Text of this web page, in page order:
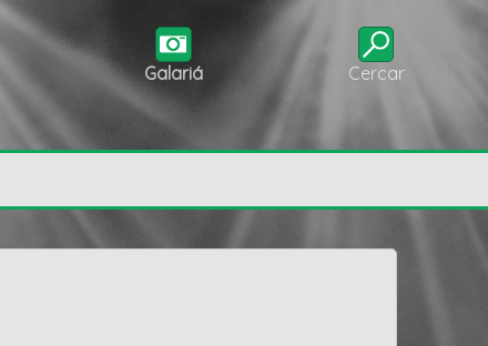
Galariá Cercar